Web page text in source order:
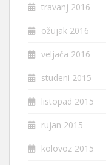
travanj 2016
ožujak 2016
veljača 2016
studeni 2015
listopad 2015
rujan 2015
kolovoz 2015